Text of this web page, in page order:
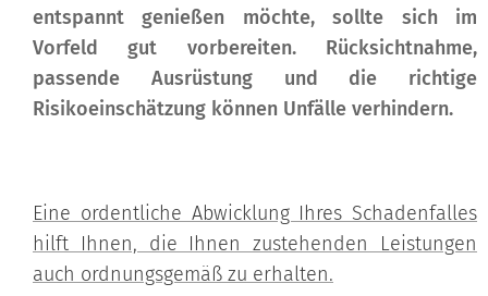
entspannt genießen möchte, sollte sich im
Vorfeld gut vorbereiten. Rücksichtnahme,
passende Ausrüstung und die richtige
Risikoeinschätzung können Unfälle verhindern.
Eine ordentliche Abwicklung Ihres Schadenfalles
hilft Ihnen, die Ihnen zustehenden Leistungen
auch ordnungsgemäß zu erhalten.